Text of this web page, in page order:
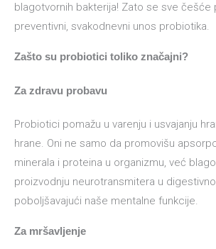
blagotvornih bakterija! Zato se sve češće
preventivni, svakodnevni unos probiotika.
Zašto su probiotici toliko značajni?
Za zdravu probavu
Probiotici pomažu u varenju i usvajanju
hrane. Oni ne samo da promovišu
minerala i proteina u organizmu, već
proizvodnju neurotransmitera u
poboljšavajući naše mentalne funkcije.
Za mršavljenje